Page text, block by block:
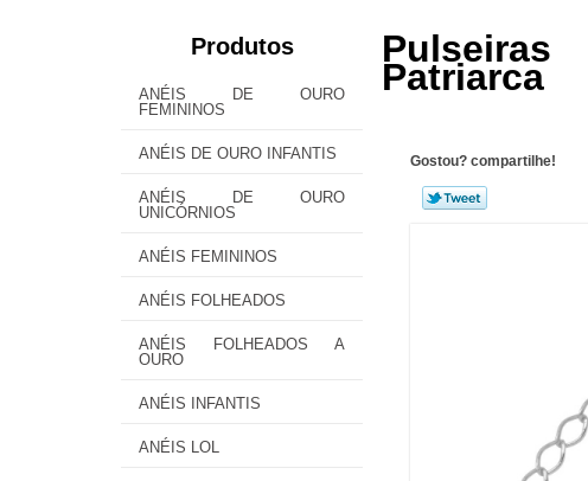
Produtos
ANÉIS DE OURO
FEMININOS
ANÉIS DE OURO INFANTIS
ANÉIS DE OURO
UNICÓRNIOS
ANÉIS FEMININOS
ANÉIS FOLHEADOS
ANÉIS FOLHEADOS A
OURO
ANÉIS INFANTIS
ANÉIS LOL
Patriarca
Gostou? compartilhe!